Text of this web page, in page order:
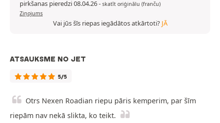
pirkšanas pieredzi 08.04.26- skatīt oriģinālu (franču)
Ziņojums
Vai jūs šīs riepas iegādātos atkārtoti? JĀ
ATSAUKSME NO JET
5/5
Otrs Nexen Roadian riepu pāris kemperim, par šīm
riepām nav nekā slikta, ko teikt.